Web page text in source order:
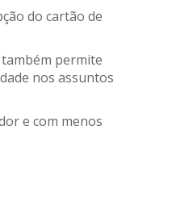
do cartão de
permite
nos assuntos
e com menos